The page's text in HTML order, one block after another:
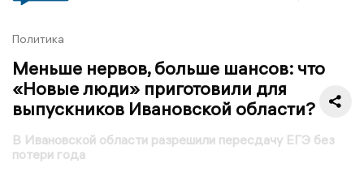
Политика
Меньше нервов, больше шансов: что
«Новые люди» приготовили для
выпускников Ивановской области?
В Ивановской области разрешили пересдачу ЕГЭ без
потери года